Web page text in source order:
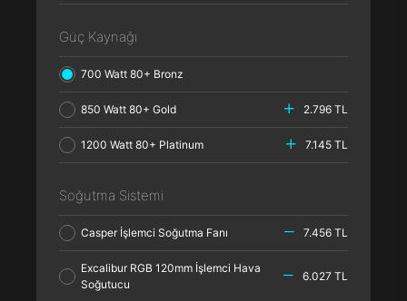
Güç Kaynağı
700 Watt 80+ Bronz
850 Watt 80+ Gold 2.796 TL
1200 Watt 80+ Platinum 7.145 TL
Soğutma Sistemi
Casper İşlemci Soğutma Fanı 7.456 TL
Excalibur RGB 120mm İşlemci Hava
Soğutucu
6.027 TL